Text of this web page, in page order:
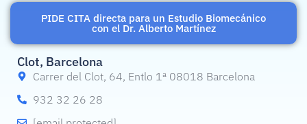
PIDE CITA directa para un Estudio Biomecánico
con el Dr. Alberto Martínez
Clot, Barcelona
Carrer del Clot, 64, Entlo 1ª 08018 Barcelona
932 32 26 28